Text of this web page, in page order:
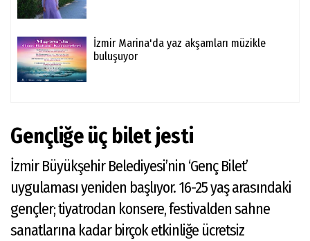
İzmir Marina'da yaz akşamları müzikle
buluşuyor
Gençliğe üç bilet jesti
İzmir Büyükşehir Belediyesi’nin ‘Genç Bilet’
uygulaması yeniden başlıyor. 16-25 yaş arasındaki
gençler; tiyatrodan konsere, festivalden sahne
sanatlarına kadar birçok etkinliğe ücretsiz